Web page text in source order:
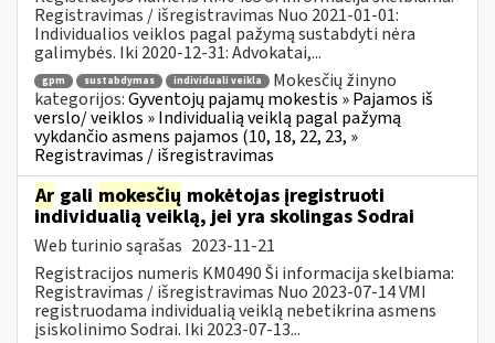
Registravimas / išregistravimas Nuo 2021-01-01:
Individualios veiklos pagal pažymą sustabdyti nėra
galimybės. Iki 2020-12-31: Advokatai,...
gpm sustabdymas individuali veikla
Mokesčių žinyno
kategorijos:Gyventojų pajamų mokestis » Pajamos iš
verslo/ veiklos » Individualią veiklą pagal pažymą
vykdančio asmens pajamos (10, 18, 22, 23, »
Registravimas / išregistravimas
Ar gali mokesčių mokėtojas įregistruoti
individualią veiklą, jei yra skolingas Sodrai
Web turinio sąrašas 2023-11-21
Registracijos numeris KM0490 Ši informacija skelbiama:
Registravimas / išregistravimas Nuo 2023-07-14 VMI
registruodama individualią veiklą nebetikrina asmens
įsiskolinimo Sodrai. Iki 2023-07-13...